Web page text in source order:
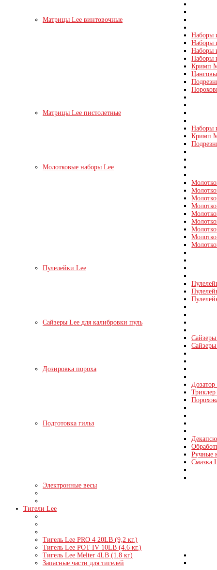
Матрицы Lee винтовочные
Наборы
Наборы
Наборы
Наборы
Кримп
Матрицы Lee пистолетные
Наборы
Кримп
Молотковые наборы Lee
Пулелейки Lee
Сайзеры Lee для калибровки пуль
Дозировка пороха
Подготовка гильз
Ручные
Смазка
Электронные весы
Тигели Lee
Тигель Lee PRO 4 20LB (9,2 кг.)
Тигель Lee POT IV 10LB (4.6 кг.)
Тигель Lee Melter 4LB (1.8 кг)
Запасные части для тигелей